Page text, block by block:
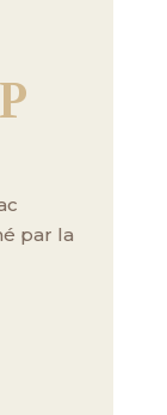
par la